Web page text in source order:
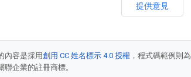
提供意見
內容是採用創用 CC 姓名標示 4.0 授權 ，程式碼範例則為
聯企業的註冊商標。